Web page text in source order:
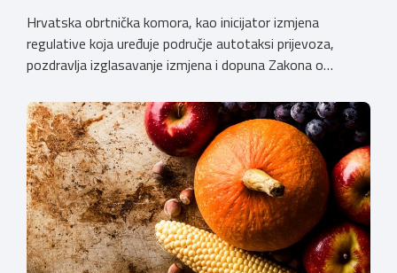
Hrvatska obrtnička komora, kao inicijator izmjena
regulative koja uređuje područje autotaksi prijevoza,
pozdravlja izglasavanje izmjena i dopuna Zakona o
Komora upozorava na sve manjkavosti koje je donijela
potpuna liberalizacija taksi tržišta tako da ove izmjene
predstavljaju važan iskorak prema uređenijem tržištu,
sigurnijem prijevozu putnika i stvaranju pravednijih uvjeta
[…]